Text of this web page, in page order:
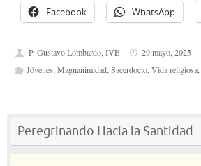
Facebook WhatsApp
P. Gustavo Lombardo, IVE
29 mayo, 2025
Jóvenes,Magnanimidad,Sacerdocio,Vida religiosa,
Peregrinando Hacia la Santidad